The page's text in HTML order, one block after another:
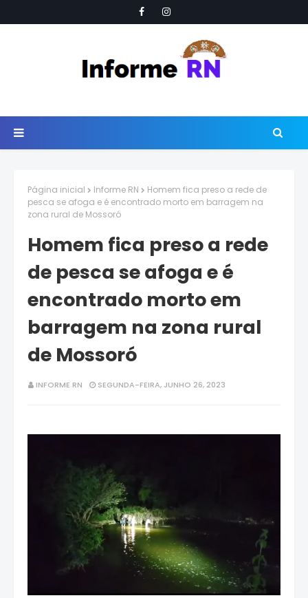
Página inicial Informe RN
Homem fica preso a rede de
pesca se afoga e é encontrado morto em barragem na
zona rural de Mossoró
Homem fica preso a rede
de pesca se afoga e é
encontrado morto em
barragem na zona rural
de Mossoró
INFORME RN SEGUNDA-FEIRA, JUNHO 26, 2023